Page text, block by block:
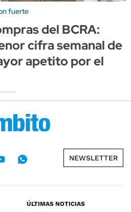
fuerte
del BCRA:
cifra semanal de
apetito por el
NEWSLETTER
ÚLTIMAS NOTICIAS